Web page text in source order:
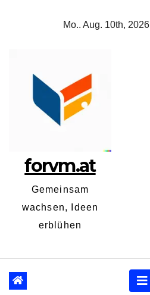
Mo.. Aug. 10th, 2026
forvm.at
Gemeinsam
wachsen, Ideen
erblühen